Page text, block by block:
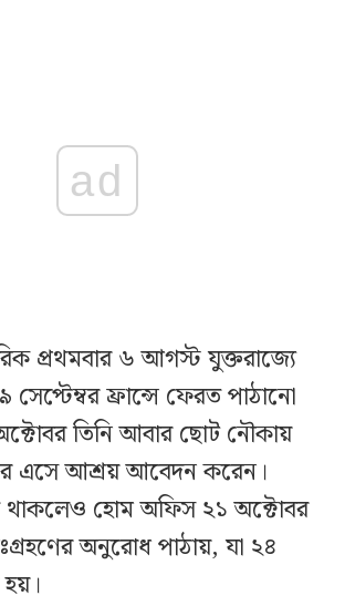
ad
প্রথমবার ৬ আগস্ট যুক্তরাজ্যে
ফ্রান্সে ফেরত পাঠানো
তিনি আবার ছোট নৌকায়
এসে আশ্রয় আবেদন করেন।
থাকলেও হোম অফিস ২১ অক্টোবর
অনুরোধ পাঠায়, যা ২৪